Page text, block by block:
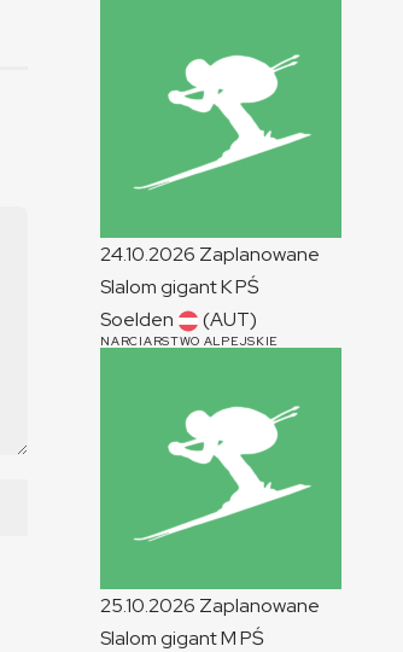
24.10.2026 Zaplanowane
Slalom gigantKPŚ
Soelden
(AUT)
NARCIARSTWO ALPEJSKIE
25.10.2026 Zaplanowane
Slalom gigantM PŚ